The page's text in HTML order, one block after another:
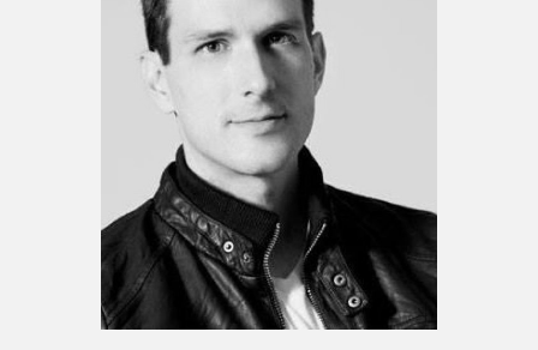
Espace médias